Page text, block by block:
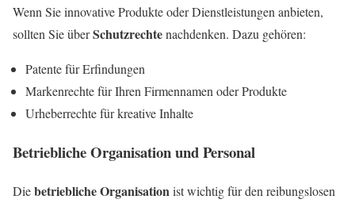
Wenn Sie innovative Produkte oder Dienstleistungen anbieten,
sollten Sie überSchutzrechtenachdenken. Dazu gehören:
Patente für Erfindungen
Markenrechte für Ihren Firmennamen oder Produkte
Urheberrechte für kreative Inhalte
Betriebliche Organisation und Personal
Diebetriebliche Organisationist wichtig für den reibungslosen